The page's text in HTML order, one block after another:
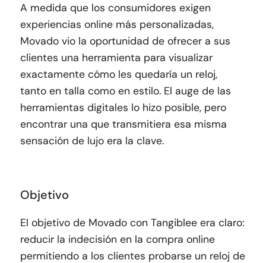
A medida que los consumidores exigen
experiencias online más personalizadas,
Movado vio la oportunidad de ofrecer a sus
clientes una herramienta para visualizar
exactamente cómo les quedaría un reloj,
tanto en talla como en estilo. El auge de las
herramientas digitales lo hizo posible, pero
encontrar una que transmitiera esa misma
sensación de lujo era la clave.
Objetivo
El objetivo de Movado con Tangiblee era claro:
reducir la indecisión en la compra online
permitiendo a los clientes probarse un reloj de